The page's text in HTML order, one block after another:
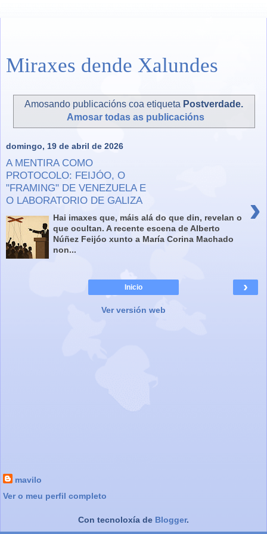
Miraxes dende Xalundes
Amosando publicacións coa etiqueta Postverdade.
Amosar todas as publicacións
domingo, 19 de abril de 2026
A MENTIRA COMO
PROTOCOLO: FEIJÓO, O
"FRAMING" DE VENEZUELA E
O LABORATORIO DE GALIZA
›
Hai imaxes que, máis alá do que din, revelan o
que ocultan. A recente escena de Alberto
Núñez Feijóo xunto a María Corina Machado
non...
›
Inicio
Ver versión web
mavilo
Ver o meu perfil completo
Con tecnoloxía de Blogger.